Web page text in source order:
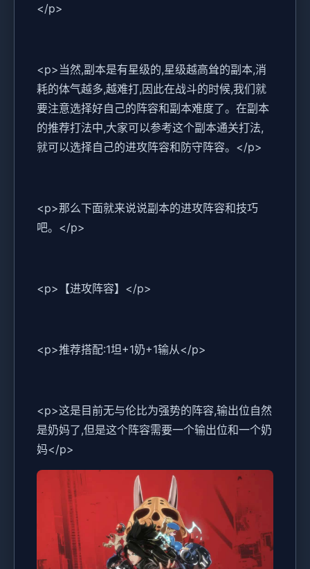
</p>
<p>当然,副本是有星级的,星级越高耸的副本,消
耗的体气越多,越难打,因此在战斗的时候,我们就
要注意选择好自己的阵容和副本难度了。在副本
的推荐打法中,大家可以参考这个副本通关打法,
就可以选择自己的进攻阵容和防守阵容。</p>
<p>那么下面就来说说副本的进攻阵容和技巧
吧。</p>
<p>【进攻阵容】</p>
<p>推荐搭配:1坦+1奶+1输从</p>
<p>这是目前无与伦比为强势的阵容,输出位自然
是奶妈了,但是这个阵容需要一个输出位和一个奶
妈</p>